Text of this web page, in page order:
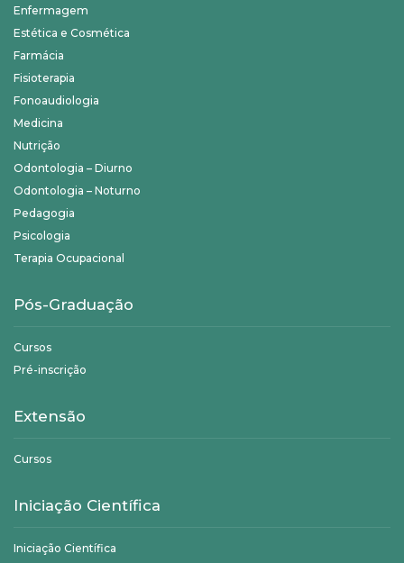
Enfermagem
Estética e Cosmética
Farmácia
Fisioterapia
Fonoaudiologia
Medicina
Nutrição
Odontologia – Diurno
Odontologia – Noturno
Pedagogia
Psicologia
Terapia Ocupacional
Pós-Graduação
Cursos
Pré-inscrição
Extensão
Cursos
Iniciação Científica
Iniciação Científica